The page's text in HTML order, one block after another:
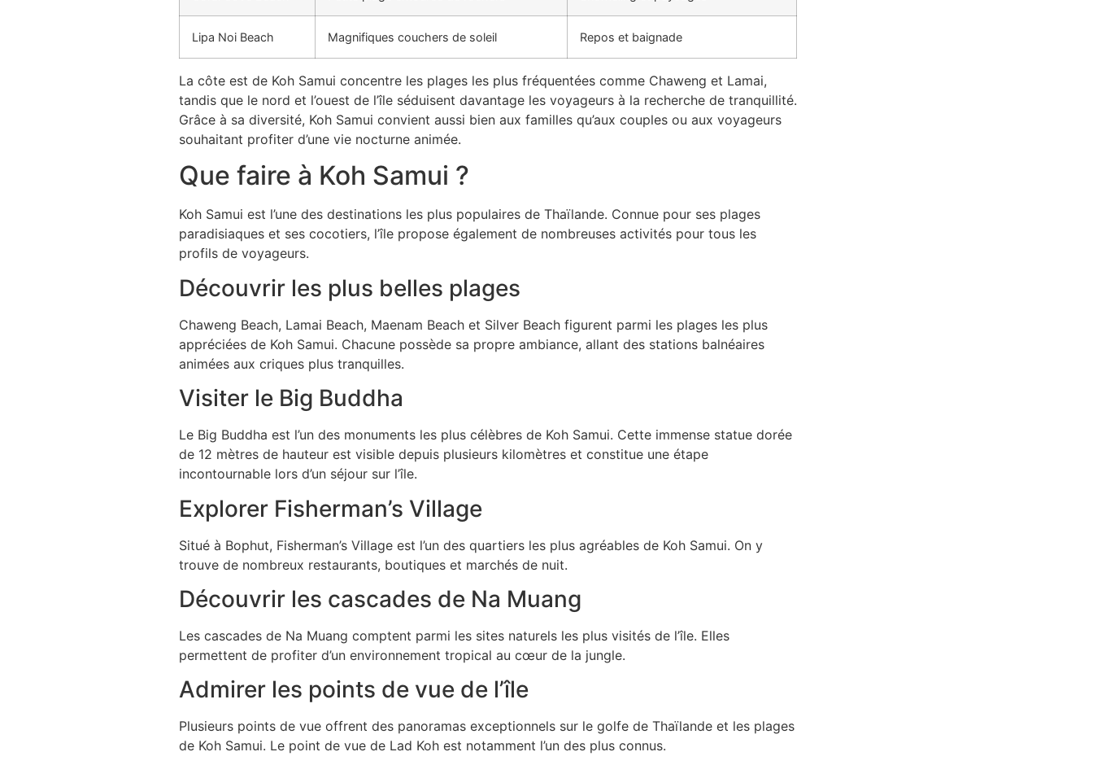
Lipa Noi Beach Magnifiques couchers de soleil Repos et baignade
La côte est de Koh Samui concentre les plages les plus fréquentées comme Chaweng et Lamai,
tandis que le nord et l’ouest de l’île séduisent davantage les voyageurs à la recherche de tranquillité.
Grâce à sa diversité, Koh Samui convient aussi bien aux familles qu’aux couples ou aux voyageurs
souhaitant profiter d’une vie nocturne animée.
Que faire à Koh Samui ?
Koh Samui est l’une des destinations les plus populaires de Thaïlande. Connue pour ses plages
paradisiaques et ses cocotiers, l’île propose également de nombreuses activités pour tous les
profils de voyageurs.
Découvrir les plus belles plages
Chaweng Beach, Lamai Beach, Maenam Beach et Silver Beach figurent parmi les plages les plus
appréciées de Koh Samui. Chacune possède sa propre ambiance, allant des stations balnéaires
animées aux criques plus tranquilles.
Visiter le Big Buddha
Le Big Buddha est l’un des monuments les plus célèbres de Koh Samui. Cette immense statue dorée
de 12 mètres de hauteur est visible depuis plusieurs kilomètres et constitue une étape
incontournable lors d’un séjour sur l’île.
Explorer Fisherman’s Village
Situé à Bophut, Fisherman’s Village est l’un des quartiers les plus agréables de Koh Samui. On y
trouve de nombreux restaurants, boutiques et marchés de nuit.
Découvrir les cascades de Na Muang
Les cascades de Na Muang comptent parmi les sites naturels les plus visités de l’île. Elles
permettent de profiter d’un environnement tropical au cœur de la jungle.
Admirer les points de vue de l’île
Plusieurs points de vue offrent des panoramas exceptionnels sur le golfe de Thaïlande et les plages
de Koh Samui. Le point de vue de Lad Koh est notamment l’un des plus connus.